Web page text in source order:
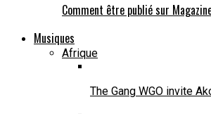
Comment être publié sur
Musiques
Afrique
The Gang WGO invite